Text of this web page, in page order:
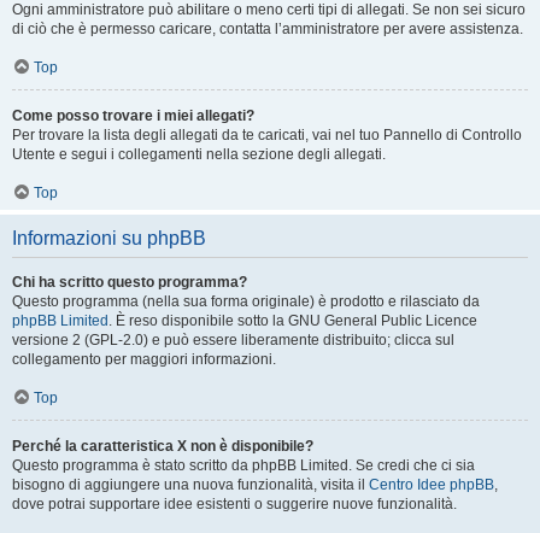
Ogni amministratore può abilitare o meno certi tipi di allegati. Se non sei sicuro
di ciò che è permesso caricare, contatta l’amministratore per avere assistenza.
Top
Come posso trovare i miei allegati?
Per trovare la lista degli allegati da te caricati, vai nel tuo Pannello di Controllo
Utente e segui i collegamenti nella sezione degli allegati.
Top
Informazioni su phpBB
Chi ha scritto questo programma?
Questo programma (nella sua forma originale) è prodotto e rilasciato da
phpBB Limited . È reso disponibile sotto la GNU General Public Licence
versione 2 (GPL-2.0) e può essere liberamente distribuito; clicca sul
collegamento per maggiori informazioni.
Top
Perché la caratteristica X non è disponibile?
Questo programma è stato scritto da phpBB Limited. Se credi che ci sia
bisogno di aggiungere una nuova funzionalità, visita il Centro Idee phpBB,
dove potrai supportare idee esistenti o suggerire nuove funzionalità.